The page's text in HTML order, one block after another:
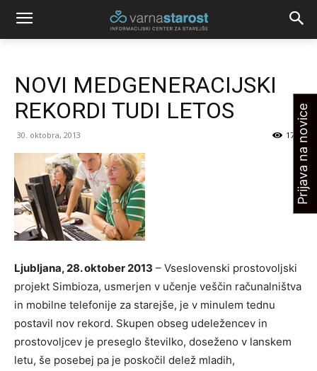
NOVI MEDGENERACIJSKI
REKORDI TUDI LETOS
30. oktobra, 2013 1711
Ljubljana, 28. oktober 2013 – Vseslovenski prostovoljski
projekt Simbioza, usmerjen v učenje veščin računalništva
in mobilne telefonije za starejše, je v minulem tednu
postavil nov rekord. Skupen obseg udeležencev in
prostovoljcev je preseglo številko, doseženo v lanskem
letu, še posebej pa je poskočil delež mladih,
Prijava na novice